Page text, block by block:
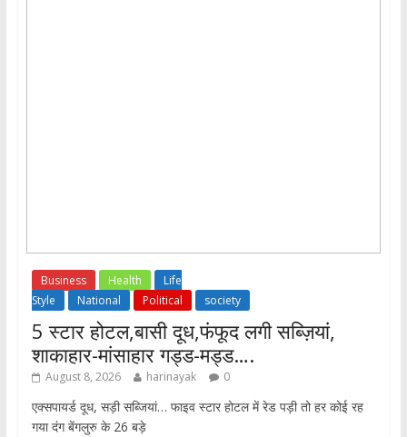
Business Health
Life
Style
National Political society
5 स्टार होटल,बासी दूध,फंफूद लगी सब्ज़ियां,
शाकाहार-मांसाहार गड्ड-मड्ड….
August 8, 2026 harinayak 0
एक्सपायर्ड दूध, सड़ी सब्जियां… फाइव स्टार होटल में रेड पड़ी तो हर कोई रह
गया दंग बेंगलुरु के 26 बड़े